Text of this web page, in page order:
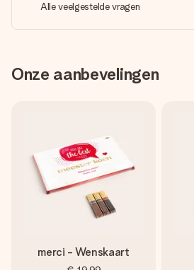
Alle veelgestelde vragen
Onze aanbevelingen
merci - Wenskaart